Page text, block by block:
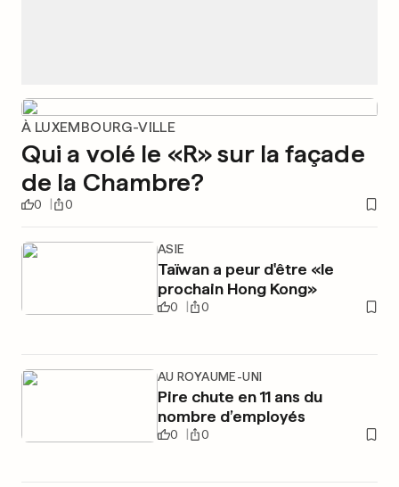
À LUXEMBOURG-VILLE
Qui a volé le «R» sur la façade
de la Chambre?
0 0
ASIE
Taïwan a peur d'être «le
prochain Hong Kong»
0 0
AU ROYAUME-UNI
Pire chute en 11 ans du
nombre d’employés
0 0